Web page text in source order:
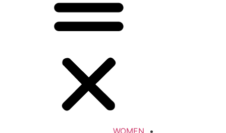
WOMEN